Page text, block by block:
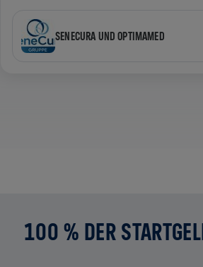
SENECURA UND OPTIMAMED
100 % DER